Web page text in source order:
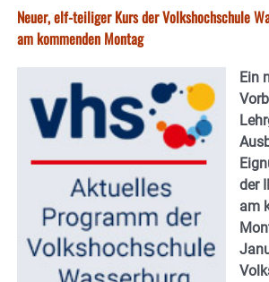
Neuer, elf-teiliger Kurs der Volkshochschule
am kommenden Montag
Ein
der
am